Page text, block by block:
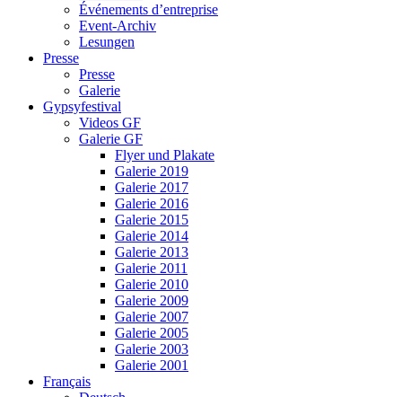
Événements d’entreprise
Event-Archiv
Lesungen
Presse
Presse
Galerie
Gypsyfestival
Videos GF
Galerie GF
Flyer und Plakate
Galerie 2019
Galerie 2017
Galerie 2016
Galerie 2015
Galerie 2014
Galerie 2013
Galerie 2011
Galerie 2010
Galerie 2009
Galerie 2007
Galerie 2005
Galerie 2003
Galerie 2001
Français